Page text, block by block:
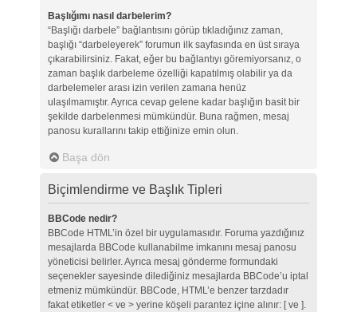
Başlığımı nasıl darbelerim?
“Başlığı darbele” bağlantısını görüp tıkladığınız zaman,
başlığı “darbeleyerek” forumun ilk sayfasında en üst sıraya
çıkarabilirsiniz. Fakat, eğer bu bağlantıyı göremiyorsanız, o
zaman başlık darbeleme özelliği kapatılmış olabilir ya da
darbelemeler arası izin verilen zamana henüz
ulaşılmamıştır. Ayrıca cevap gelene kadar başlığın basit bir
şekilde darbelenmesi mümkündür. Buna rağmen, mesaj
panosu kurallarını takip ettiğinize emin olun.
Başa dön
Biçimlendirme ve Başlık Tipleri
BBCode nedir?
BBCode HTML’in özel bir uygulamasıdır. Foruma yazdığınız
mesajlarda BBCode kullanabilme imkanını mesaj panosu
yöneticisi belirler. Ayrıca mesaj gönderme formundaki
seçenekler sayesinde dilediğiniz mesajlarda BBCode’u iptal
etmeniz mümkündür. BBCode, HTML’e benzer tarzdadır
fakat etiketler < ve > yerine köşeli parantez içine alınır: [ ve ].